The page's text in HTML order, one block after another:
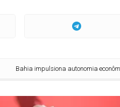
impulsiona autonomia econômica e